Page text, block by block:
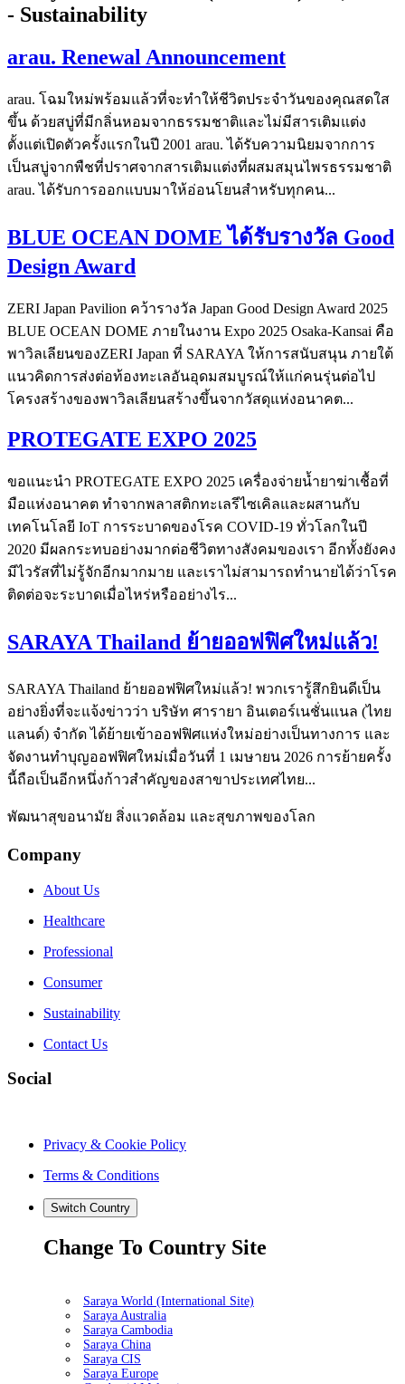
- Sustainability
arau. Renewal Announcement
arau. โฉมใหม่พร้อมแล้วที่จะทำให้ชีวิตประจำวันของคุณสดใส
ขึ้น ด้วยสบู่ที่มีกลิ่นหอมจากธรรมชาติและไม่มีสารเติมแต่ง
ตั้งแต่เปิดตัวครั้งแรกในปี 2001 arau. ได้รับความนิยมจากการ
เป็นสบู่จากพืชที่ปราศจากสารเติมแต่งที่ผสมสมุนไพรธรรมชาติ
arau. ได้รับการออกแบบมาให้อ่อนโยนสำหรับทุกคน...
BLUE OCEAN DOME ได้รับรางวัล Good
Design Award
ZERI Japan Pavilion คว้ารางวัล Japan Good Design Award 2025
BLUE OCEAN DOME ภายในงาน Expo 2025 Osaka-Kansai คือ
พาวิลเลียนของZERI Japan ที่ SARAYA ให้การสนับสนุน ภายใต้
แนวคิดการส่งต่อท้องทะเลอันอุดมสมบูรณ์ให้แก่คนรุ่นต่อไป
โครงสร้างของพาวิลเลียนสร้างขึ้นจากวัสดุแห่งอนาคต...
PROTEGATE EXPO 2025
ขอแนะนำ PROTEGATE EXPO 2025 เครื่องจ่ายน้ำยาฆ่าเชื้อที่
มือแห่งอนาคต ทำจากพลาสติกทะเลรีไซเคิลและผสานกับ
เทคโนโลยี IoT การระบาดของโรค COVID-19 ทั่วโลกในปี
2020 มีผลกระทบอย่างมากต่อชีวิตทางสังคมของเรา อีกทั้งยังคง
มีไวรัสที่ไม่รู้จักอีกมากมาย และเราไม่สามารถทำนายได้ว่าโรค
ติดต่อจะระบาดเมื่อไหร่หรืออย่างไร...
SARAYA Thailand ย้ายออฟฟิศใหม่แล้ว!
SARAYA Thailand ย้ายออฟฟิศใหม่แล้ว! พวกเรารู้สึกยินดีเป็น
อย่างยิ่งที่จะแจ้งข่าวว่า บริษัท ศารายา อินเตอร์เนชั่นแนล (ไทย
แลนด์) จำกัด ได้ย้ายเข้าออฟฟิศแห่งใหม่อย่างเป็นทางการ และ
จัดงานทำบุญออฟฟิศใหม่เมื่อวันที่ 1 เมษายน 2026 การย้ายครั้ง
นี้ถือเป็นอีกหนึ่งก้าวสำคัญของสาขาประเทศไทย...
พัฒนาสุขอนามัย สิ่งแวดล้อม และสุขภาพของโลก
Company
About Us
Healthcare
Professional
Consumer
Sustainability
Contact Us
Social
Privacy & Cookie Policy
Terms & Conditions
Switch Country
Change To Country Site
Saraya World (International Site)
Saraya Australia
Saraya Cambodia
Saraya China
Saraya CIS
Saraya Europe